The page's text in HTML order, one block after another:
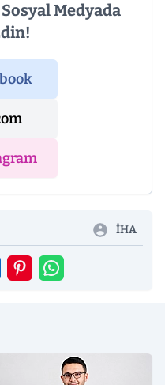
Medyada
İHA